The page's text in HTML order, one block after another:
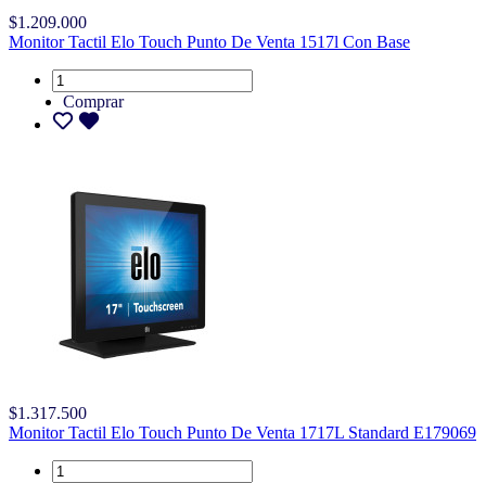
$1.209.000
Monitor Tactil Elo Touch Punto De Venta 1517l Con Base
Comprar
$1.317.500
Monitor Tactil Elo Touch Punto De Venta 1717L Standard E179069